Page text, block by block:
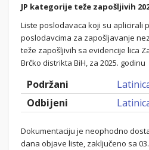
JP kategorije teže zapošljivih
Liste poslodavaca koji su aplicirali
poslodavcima za zapošljavanje
teže zapošljivih sa evidencije lica
Brčko distrikta BiH, za 2025. godinu
Podržani
Odbijeni
Dokumentaciju je neophodno
dana objave liste, zaključeno sa